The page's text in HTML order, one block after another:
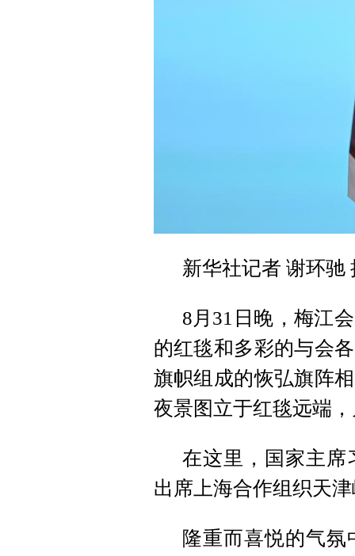
新华社记者 谢环驰
8月31日晚，梅江
的红毯和多彩的与会
旗帜组成的恢弘旗阵
夜景图立于红毯远端
在这里，国家主席
出席上海合作组织天
隆重而喜悦的气